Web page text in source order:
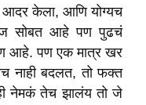
आदर केला, आणि योग्यच
सोबत आहे पण पुढचं
आहे. पण एक मात्र खर
नाही बदलत, तो फक्त
ही नेमकं तेच झालंय तो जे